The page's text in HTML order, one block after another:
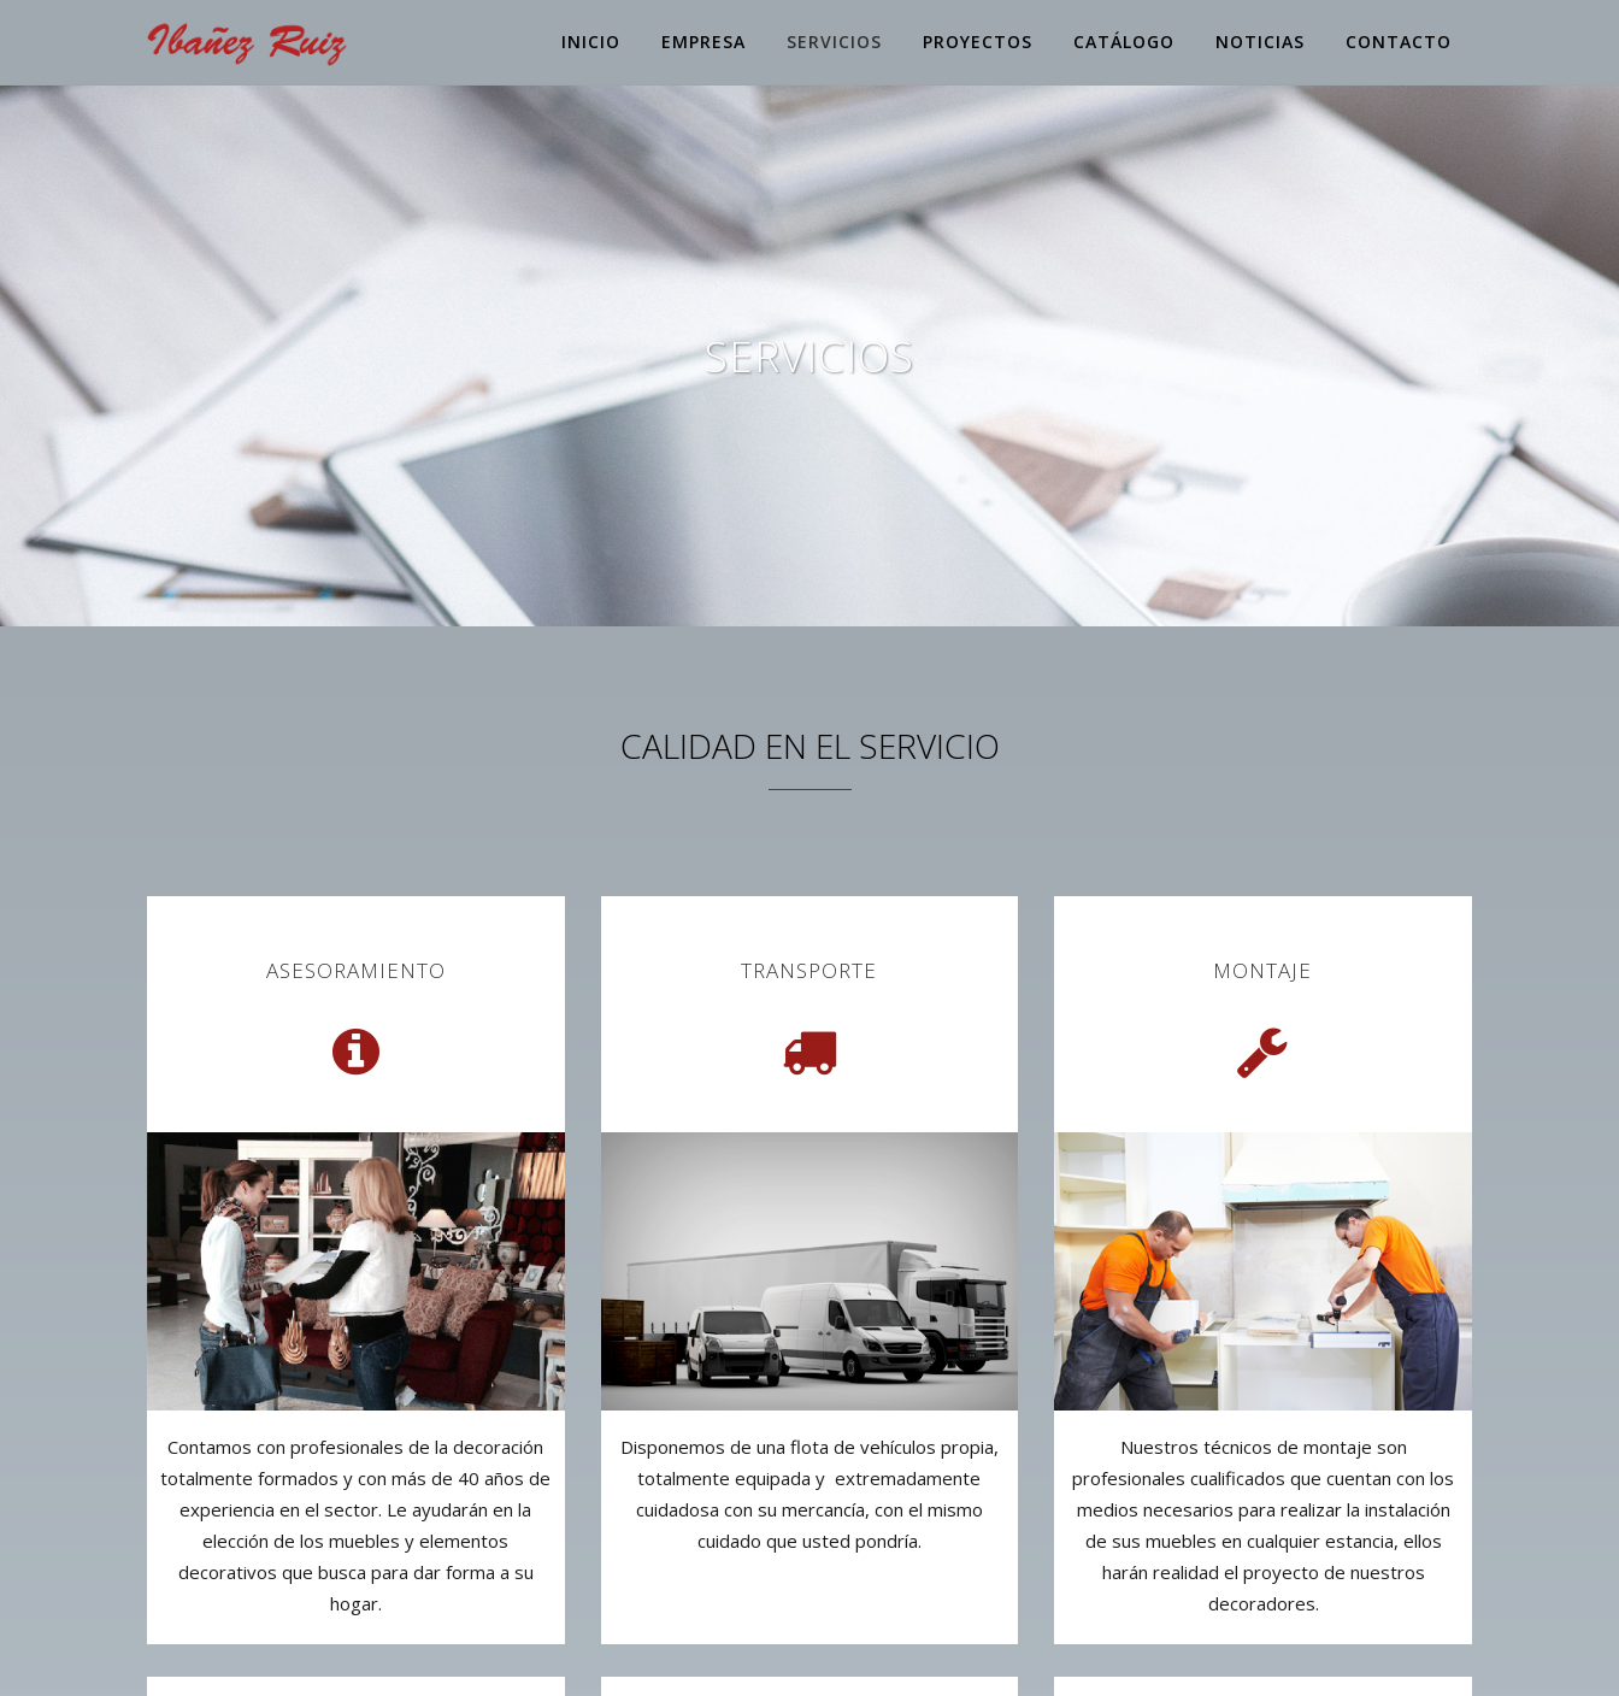
INICIO EMPRESA SERVICIOS PROYECTOS CATÁLOGO NOTICIAS CONTACTO
SERVICIOS
CALIDAD EN EL SERVICIO
ASESORAMIENTO
Contamos con profesionales de la decoración
totalmente formados y con más de 40 años de
experiencia en el sector. Le ayudarán en la
elección de los muebles y elementos
decorativos que busca para dar forma a su
hogar.
TRANSPORTE
Disponemos de una flota de vehículos propia,
totalmente equipada y extremadamente
cuidadosa con su mercancía, con el mismo
cuidado que usted pondría.
MONTAJE
Nuestros técnicos de montaje son
profesionales cualificados que cuentan con los
medios necesarios para realizar la instalación
de sus muebles en cualquier estancia, ellos
harán realidad el proyecto de nuestros
decoradores.